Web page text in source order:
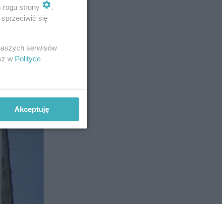
rogu strony
.
się
serwisów
w Polityce
Akceptuję